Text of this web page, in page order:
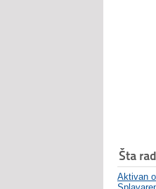
Šta
Aktivan